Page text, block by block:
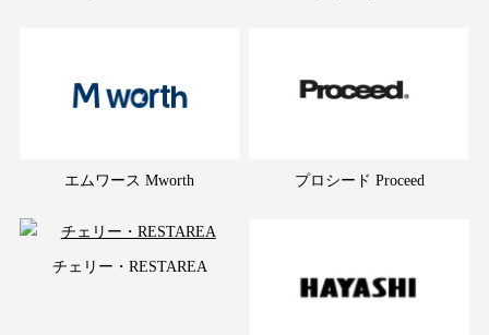
エムワース Mworth プロシード Proceed
チェリー・RESTAREA